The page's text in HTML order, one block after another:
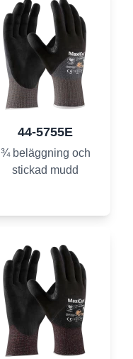
44-5755E
¾ beläggning och
stickad mudd